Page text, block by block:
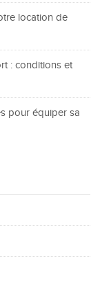
location de
: conditions et
pour équiper sa